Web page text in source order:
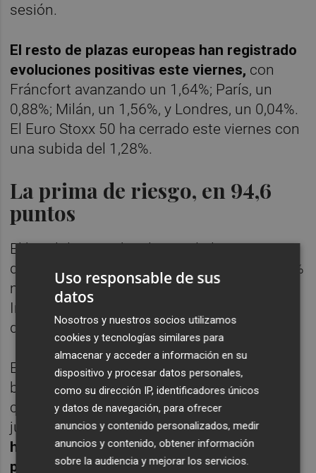
sesión.
El resto de plazas europeas han registrado
evoluciones positivas este viernes, con
Fráncfort avanzando un 1,64%; París, un
0,88%; Milán, un 1,56%, y Londres, un 0,04%.
El Euro Stoxx 50 ha cerrado este viernes con
una subida del 1,28%.
La prima de riesgo, en 94,6
puntos
El barril de Brent ha alcanzado los 85,47
dólares este viernes, lo que supone un 0,86%
más, mientras que el West Texas
Intermediate ha observado una apreciación
del 1,38%, hasta los 79,23 dólares.
En el mercado de deuda, el rendimiento del
bono español con vencimiento a 10 años ha
caído hasta el 3,661%, desde el 3,719% del
jueves. De esta forma,la prima de riesgo se
ha contraído en 2,2 puntos, hasta los 94,6
puntos básicos.
Uso responsable de sus
datos
Nosotros y nuestros socios utilizamos
cookies y tecnologías similares para
almacenar y acceder a información en su
dispositivo y procesar datos personales,
como su dirección IP, identificadores únicos
y datos de navegación, para ofrecer
anuncios y contenido personalizados, medir
anuncios y contenido, obtener información
sobre la audiencia y mejorar los servicios.